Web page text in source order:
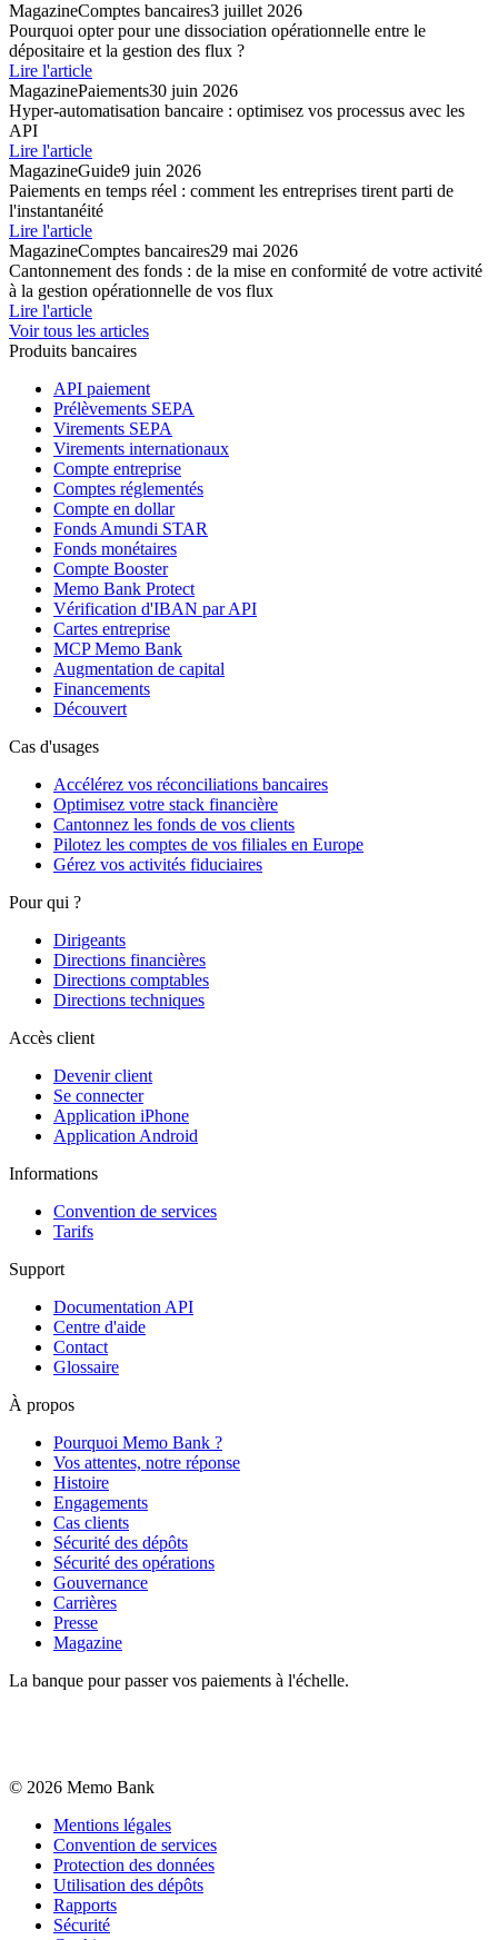
MagazineComptes bancaires3 juillet 2026
Pourquoi opter pour une dissociation opérationnelle entre le
dépositaire et la gestion des flux ?
Lire l'article
MagazinePaiements30 juin 2026
Hyper-automatisation bancaire : optimisez vos processus avec les
API
Lire l'article
MagazineGuide9 juin 2026
Paiements en temps réel : comment les entreprises tirent parti de
l'instantanéité
Lire l'article
MagazineComptes bancaires29 mai 2026
Cantonnement des fonds : de la mise en conformité de votre activité
à la gestion opérationnelle de vos flux
Lire l'article
Voir tous les articles
Produits bancaires
API paiement
Prélèvements SEPA
Virements SEPA
Virements internationaux
Compte entreprise
Comptes réglementés
Compte en dollar
Fonds Amundi STAR
Fonds monétaires
Compte Booster
Memo Bank Protect
Vérification d'IBAN par API
Cartes entreprise
MCP Memo Bank
Augmentation de capital
Financements
Découvert
Cas d'usages
Accélérez vos réconciliations bancaires
Optimisez votre stack financière
Cantonnez les fonds de vos clients
Pilotez les comptes de vos filiales en Europe
Gérez vos activités fiduciaires
Pour qui ?
Dirigeants
Directions financières
Directions comptables
Directions techniques
Accès client
Devenir client
Se connecter
Application iPhone
Application Android
Informations
Convention de services
Tarifs
Support
Documentation API
Centre d'aide
Contact
Glossaire
À propos
Pourquoi Memo Bank ?
Vos attentes, notre réponse
Histoire
Engagements
Cas clients
Sécurité des dépôts
Sécurité des opérations
Gouvernance
Carrières
Presse
Magazine
La banque pour passer vos paiements à l'échelle.
© 2026 Memo Bank
Mentions légales
Convention de services
Protection des données
Utilisation des dépôts
Rapports
Sécurité